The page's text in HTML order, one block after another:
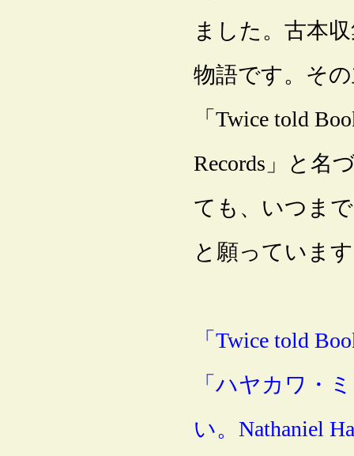
ました。古本
物語です。そ
「Twice told
Records」と名
ても、いつま
と願っていま
「Twice told
「ハヤカワ・
い。Nathaniel